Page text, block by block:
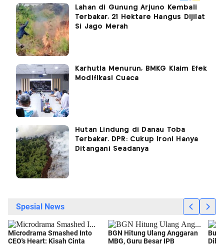
Lahan di Gunung Arjuno Kembali
Terbakar, 21 Hektare Hangus Dijilat
Si Jago Merah
Karhutla Menurun, BMKG Klaim Efek
Modifikasi Cuaca
Hutan Lindung di Danau Toba
Terbakar, DPR: Cukup Ironi Hanya
Ditangani Seadanya